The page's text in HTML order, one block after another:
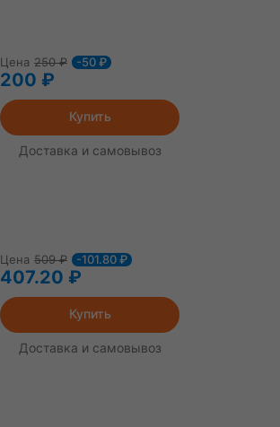
Цена 250₽ -50 ₽
200 ₽
Купить
Доставка и самовывоз
Цена 509₽ -101.80 ₽
407.20 ₽
Купить
Доставка и самовывоз